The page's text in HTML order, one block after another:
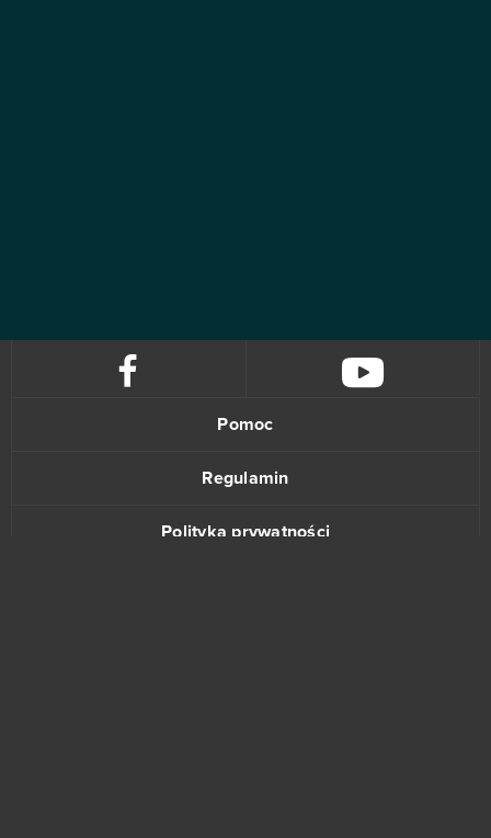
Pomoc
Regulamin
Polityka prywatności